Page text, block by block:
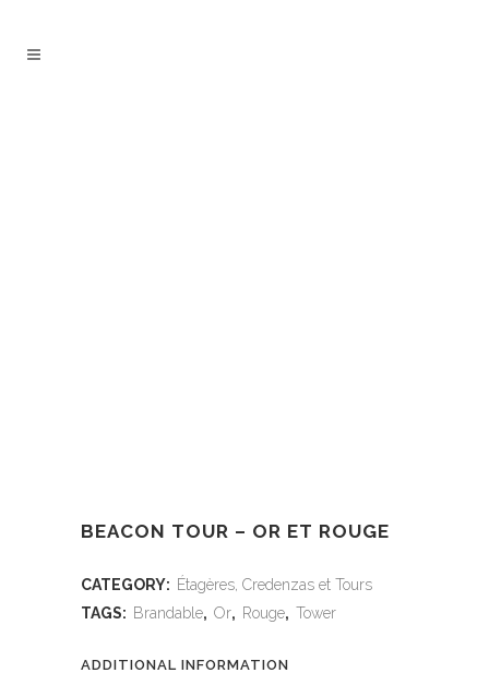
BEACON TOUR – OR ET ROUGE
CATEGORY: Étagères, Credenzas et Tours
TAGS: Brandable, Or, Rouge, Tower
ADDITIONAL INFORMATION